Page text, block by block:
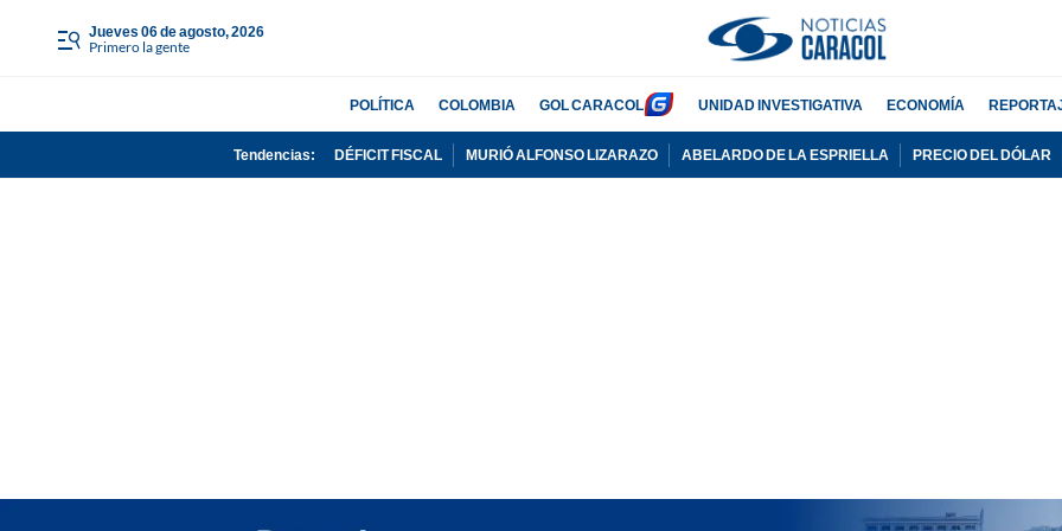
jueves 06 de agosto, 2026
Primero la gente
POLÍTICA COLOMBIA GOL CARACOL UNIDAD INVESTIGATIVA ECONOMÍA
Tendencias: DÉFICIT FISCAL MURIÓ ALFONSO LIZARAZO ABELARDO DE LA ESPRIELLA PRECIO DEL DÓLAR